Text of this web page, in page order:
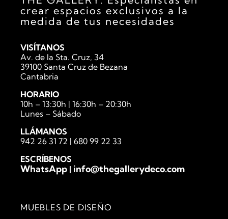
crear espacios exclusivos a la
medida de tus necesidades
VISÍTANOS
Av. de la Sta. Cruz, 34
39100 Santa Cruz de Bezana
Cantabria
HORARIO
10h – 13:30h | 16:30h – 20:30h
Lunes – Sábado
LLÁMANOS
942 26 31 72 | 680 99 22 33
ESCRÍBENOS
WhatsApp| info@thegallerydeco.com
MUEBLES DE DISEÑO